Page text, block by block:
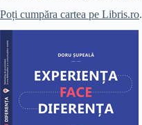
Poți cumpăra cartea pe Libris.ro.